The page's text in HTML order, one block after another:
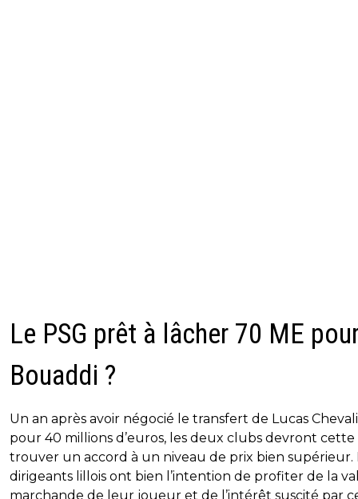
Le PSG prêt à lâcher 70 ME
Bouaddi ?
Un an après avoir négocié le transfert de Lucas
pour 40 millions d’euros, les deux clubs devront cette
trouver un accord à un niveau de prix bien supérieur.
dirigeants lillois ont bien l’intention de profiter de la
marchande de leur joueur et de l’intérêt suscité par